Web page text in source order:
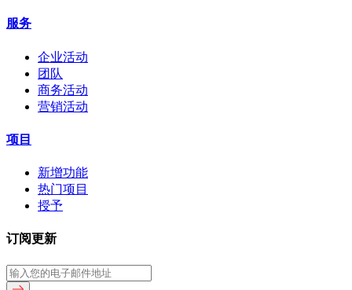
服务
企业活动
团队
商务活动
营销活动
项目
新增功能
热门项目
授予
订阅更新